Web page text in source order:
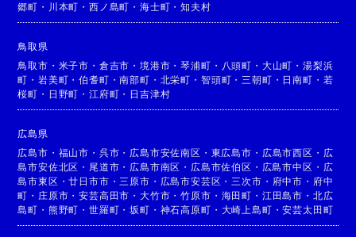
郷町 ・ 川本町 ・西ノ島町 ・海士町 ・知夫村
鳥取県
鳥取市 ・ 米子市 ・ 倉吉市 ・境港市 ・琴浦町 ・ 八頭町 ・ 大山町 ・ 湯梨浜
町 ・岩美町 ・伯耆町 ・南部町 ・ 北栄町 ・ 智頭町 ・ 三朝町 ・ 日南町 ・ 若
桜町 ・ 日野町 ・江府町 ・ 日吉津村
広島県
広島市 ・ 福山市 ・ 呉市 ・ 広島市安佐南区 ・ 東広島市 ・ 広島市西区 ・ 広
島市安佐北区 ・ 尾道市 ・ 広島市南区 ・ 広島市佐伯区 ・ 広島市中区 ・ 広
島市東区 ・廿日市市 ・ 三原市 ・ 広島市安芸区 ・ 三次市 ・ 府中市 ・ 府中
町 ・ 庄原市 ・安芸高田市 ・大竹市 ・竹原市 ・ 海田町 ・ 江田島市 ・ 北広
島町 ・ 熊野町 ・世羅町 ・坂町 ・ 神石高原町 ・ 大崎上島町 ・安芸太田町